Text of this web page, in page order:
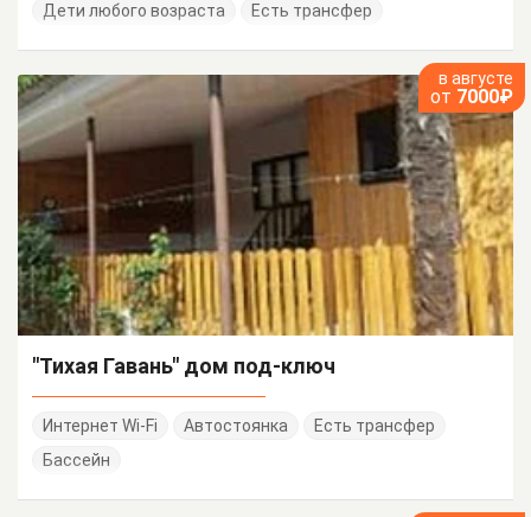
Дети любого возраста
Есть трансфер
в августе
от 7000₽
"Тихая Гавань" дом под-ключ
Интернет Wi-Fi Автостоянка
Есть трансфер
Бассейн